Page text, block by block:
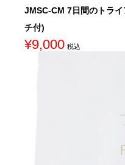
JMSC-CM 7日間のトラ
チ付)
¥9,000 税込